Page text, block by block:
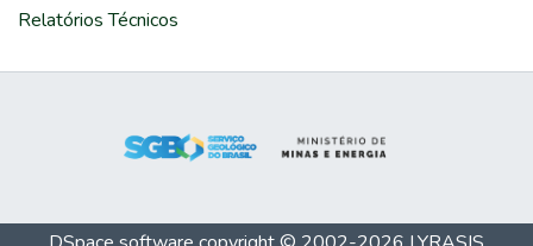
Relatórios Técnicos